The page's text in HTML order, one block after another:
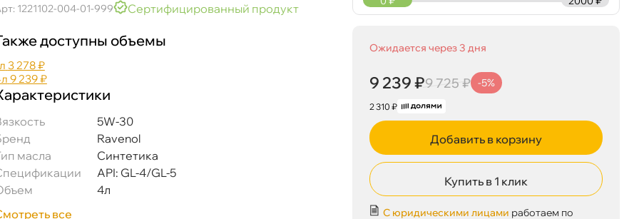
1221102-004-01-999 Сертифицированный продукт
доступны объемы
3 278 ₽
9 239 ₽
5W-30
Ravenol
масла
Синтетика
API: GL-4/GL-5
4л
все
Ожидается через 3 дня
9 239 ₽9 725 ₽ -5%
2 310 ₽
Добавить в корзину
Купить в 1 клик
С юридическими лицами работаем по